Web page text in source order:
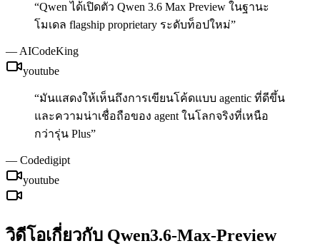
“Qwen ได้เปิดตัว Qwen 3.6 Max Preview ในฐานะ
โมเดล flagship proprietary ระดับท็อปใหม่”
— AICodeKing
youtube
“มันแสดงให้เห็นถึงการเขียนโค้ดแบบ agentic ที่ดีขึ้น
และความน่าเชื่อถือของ agent ในโลกจริงที่เหนือ
กว่ารุ่น Plus”
— Codedigipt
youtube
วิดีโอเกี่ยวกับ Qwen3.6-Max-Preview